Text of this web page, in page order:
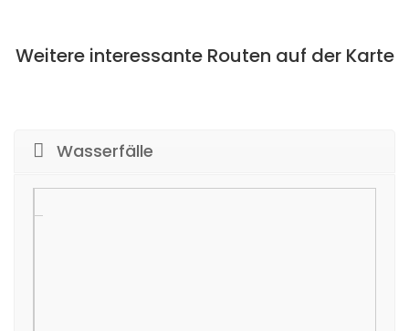
Weitere interessante Routen auf der Karte
Wasserfälle